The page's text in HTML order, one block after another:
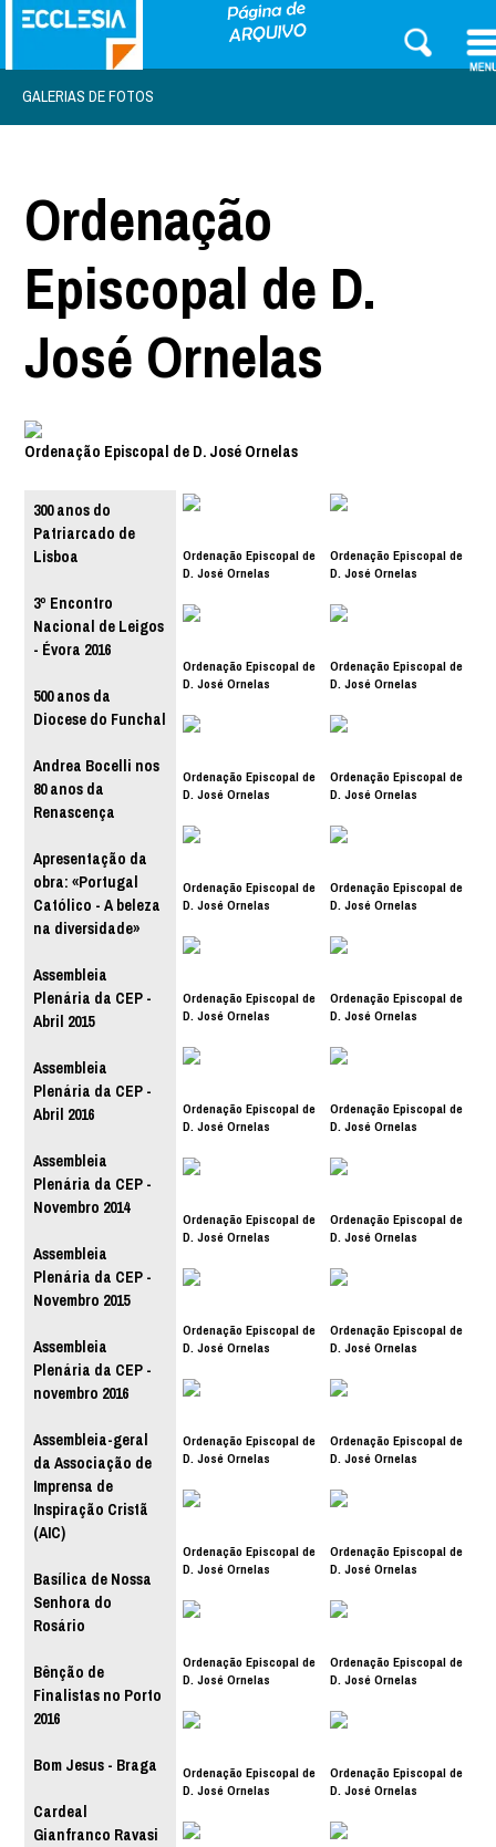
GALERIAS DE FOTOS
Ordenação
Episcopal de D.
José Ornelas
Ordenação Episcopal de D. José Ornelas
300 anos do
Patriarcado de
Lisboa
3º Encontro
Nacional de Leigos
- Évora 2016
500 anos da
Diocese do Funchal
Andrea Bocelli nos
80 anos da
Renascença
Apresentação da
obra: «Portugal
Católico - A beleza
na diversidade»
Assembleia
Plenária da CEP -
Abril 2015
Assembleia
Plenária da CEP -
Abril 2016
Assembleia
Plenária da CEP -
Novembro 2014
Assembleia
Plenária da CEP -
Novembro 2015
Assembleia
Plenária da CEP -
novembro 2016
Assembleia-geral
da Associação de
Imprensa de
Inspiração Cristã
(AIC)
Basílica de Nossa
Senhora do
Rosário
Bênção de
Finalistas no Porto
2016
Bom Jesus - Braga
Cardeal
Gianfranco Ravasi
Ordenação Episcopal de
D. José Ornelas
Ordenação Episcopal de
D. José Ornelas
Ordenação Episcopal de
D. José Ornelas
Ordenação Episcopal de
D. José Ornelas
Ordenação Episcopal de
D. José Ornelas
Ordenação Episcopal de
D. José Ornelas
Ordenação Episcopal de
D. José Ornelas
Ordenação Episcopal de
D. José Ornelas
Ordenação Episcopal de
D. José Ornelas
Ordenação Episcopal de
D. José Ornelas
Ordenação Episcopal de
D. José Ornelas
Ordenação Episcopal de
D. José Ornelas
Ordenação Episcopal de
D. José Ornelas
Ordenação Episcopal de
D. José Ornelas
Ordenação Episcopal de
D. José Ornelas
Ordenação Episcopal de
D. José Ornelas
Ordenação Episcopal de
D. José Ornelas
Ordenação Episcopal de
D. José Ornelas
Ordenação Episcopal de
D. José Ornelas
Ordenação Episcopal de
D. José Ornelas
Ordenação Episcopal de
D. José Ornelas
Ordenação Episcopal de
D. José Ornelas
Ordenação Episcopal de
D. José Ornelas
Ordenação Episcopal de
D. José Ornelas